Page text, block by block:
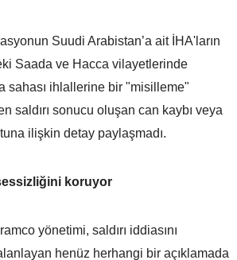
Suudi Arabistan’a ait İHA'ların
Saada ve Hacca vilayetlerinde
sahası ihlallerine bir "misilleme"
saldırı sonucu oluşan can kaybı veya
ilişkin detay paylaşmadı.
koruyor
yönetimi, saldırı iddiasını
henüz herhangi bir açıklamada